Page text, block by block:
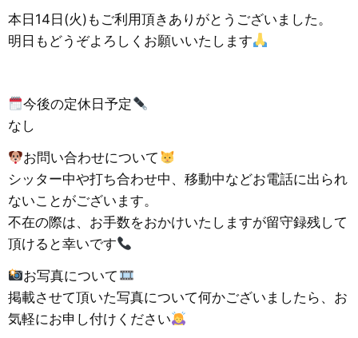
本日14日(火)もご利用頂きありがとうございました。
明日もどうぞよろしくお願いいたします
今後の定休日予定
なし
お問い合わせについて
シッター中や打ち合わせ中、移動中などお電話に出られ
ないことがございます。
不在の際は、お手数をおかけいたしますが留守録残して
頂けると幸いです
お写真について
掲載させて頂いた写真について何かございましたら、お
気軽にお申し付けください